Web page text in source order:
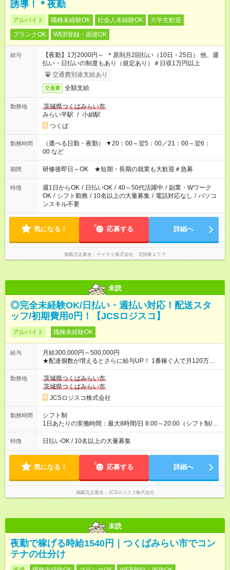
誘導！＊夜勤
アルバイト 職種未経験OK 社会人未経験OK
大学生歓迎
ブランクOK
WEB登録・面接OK
給与
【夜勤】1万2000円～ ＊原則月2回払い（10日・25日） 他、週
払い・日払いの制度もあり（規定あり）＃日収1万円以上
交通費別途支給あり
交通費 全額支給
勤務地
茨城県つくばみらい市
みらい平駅 / 小絹駅
つくば
勤務時間
（選べる日勤・夜勤） ▼20：00～翌5：00／21：00～翌6：
00 など
期間 研修後即日～OK ★短期・長期の就業も大歓迎＃急募
特徴 週1日からOK / 日払いOK / 40～50代活躍中 / 副業・Wワーク
OK / シフト勤務 / 10名以上の大量募集 / 電話対応なし / パソコ
ンスキル不要
気になる！ 応募する 詳細へ
掲載元企業名 テイケイ株式会社 北関東エリア
未読
◎完全未経験OK/日払い・週払い対応！配送スタ
ッフ/初期費用0円！【JCSロジスコ】
アルバイト 職種未経験OK
給与
月給300,000円～500,000円
★配達個数が増えるとさらに給与UP！ 1番稼ぐ人で月120万ほ
ど！ ・主要都市エリア 月収55万円／週5日稼働 月収65万~112
万円／週6日稼働 ・地方郊外エリア 月収40万円／週5日稼働 月
収40万円~50万円／週6日稼働 ＜モデルイメージ＞ ■月収50万
円 (27歳男性/江東区在住)※元建築関係 1日150個配達×25日勤務
(日休み) ■月収80万円(43歳男性/墨田区在住)※元営業 1日200個
勤務地
茨城県つくばみらい市
茨城県つくばみらい市
JCSロジスコ株式会社
勤務時間
シフト制
1日あたりの実働時間：最大8時間/日 8:00～20:00（シフト制/実
働8時間） ※週5日勤務（場所次第では週4も有り） ※配達状況に
よって時間外での勤務可能性有り ※案件により多少の前後あり
特徴 日払いOK / 10名以上の大量募集
気になる！ 応募する 詳細へ
掲載元企業名 JCSロジスコ株式会社
未読
夜勤で稼げる時給1540円｜つくばみらい市でコン
テナの仕分け